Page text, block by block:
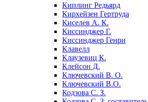
Киплинг Редьярд
Кирхейзен Гертруда
Киселев А. К.
Киссинджер Г.
Киссинджер Генри
Клавелл
Клаузевиц К.
Клейсон Д.
Ключевский В. О.
Ключевский В.О.
Кодзова С. З.